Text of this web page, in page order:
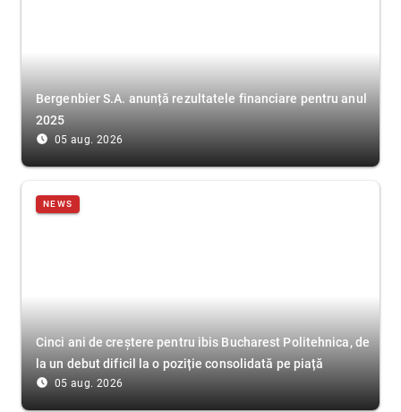
Bergenbier S.A. anunță rezultatele financiare pentru anul
2025
access_time_filled 05 aug. 2026
NEWS
Cinci ani de creștere pentru ibis Bucharest Politehnica, de
la un debut dificil la o poziție consolidată pe piață
access_time_filled 05 aug. 2026